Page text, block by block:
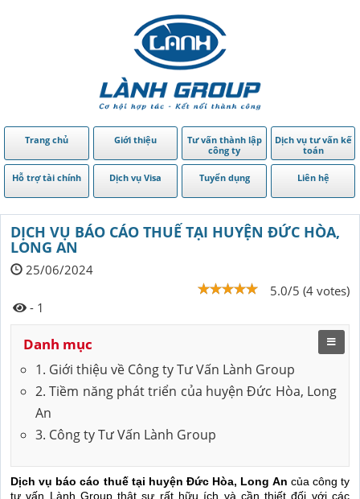
Trang chủ Giới thiệu
Tư vấn thành lập
công ty
Dịch vụ tư vấn kế
toán
Hỗ trợ tài chính Dịch vụ Visa Tuyển dụng Liên hệ
DỊCH VỤ BÁO CÁO THUẾ TẠI HUYỆN ĐỨC HÒA,
LONG AN
25/06/2024
5.0/5 (4 votes)
- 1
Danh mục
1. Giới thiệu về Công ty Tư Vấn Lành Group
2. Tiềm năng phát triển của huyện Đức Hòa, Long
An
3. Công ty Tư Vấn Lành Group
Dịch vụ báo cáo thuế tại huyện Đức Hòa, Long An của công ty
tư vấn Lành Group thật sự rất hữu ích và cần thiết đối với các